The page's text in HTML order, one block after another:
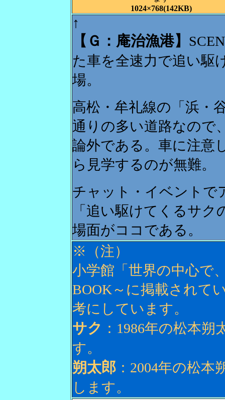
1024×768(142KB)
↑
【Ｇ：庵治漁港】
た車を全速力で追い駆
場。
高松・牟礼線の「浜・
通りの多い道路なので
論外である。車に注意
ら見学するのが無難。
チャット・イベントで
「追い駆けてくるサ
場面がココである。
※（注）
小学館「世界の中心で
BOOK～に掲載されて
考にしています。
サク ：1986年の松本
す。
朔太郎 ：2004年の松
します。